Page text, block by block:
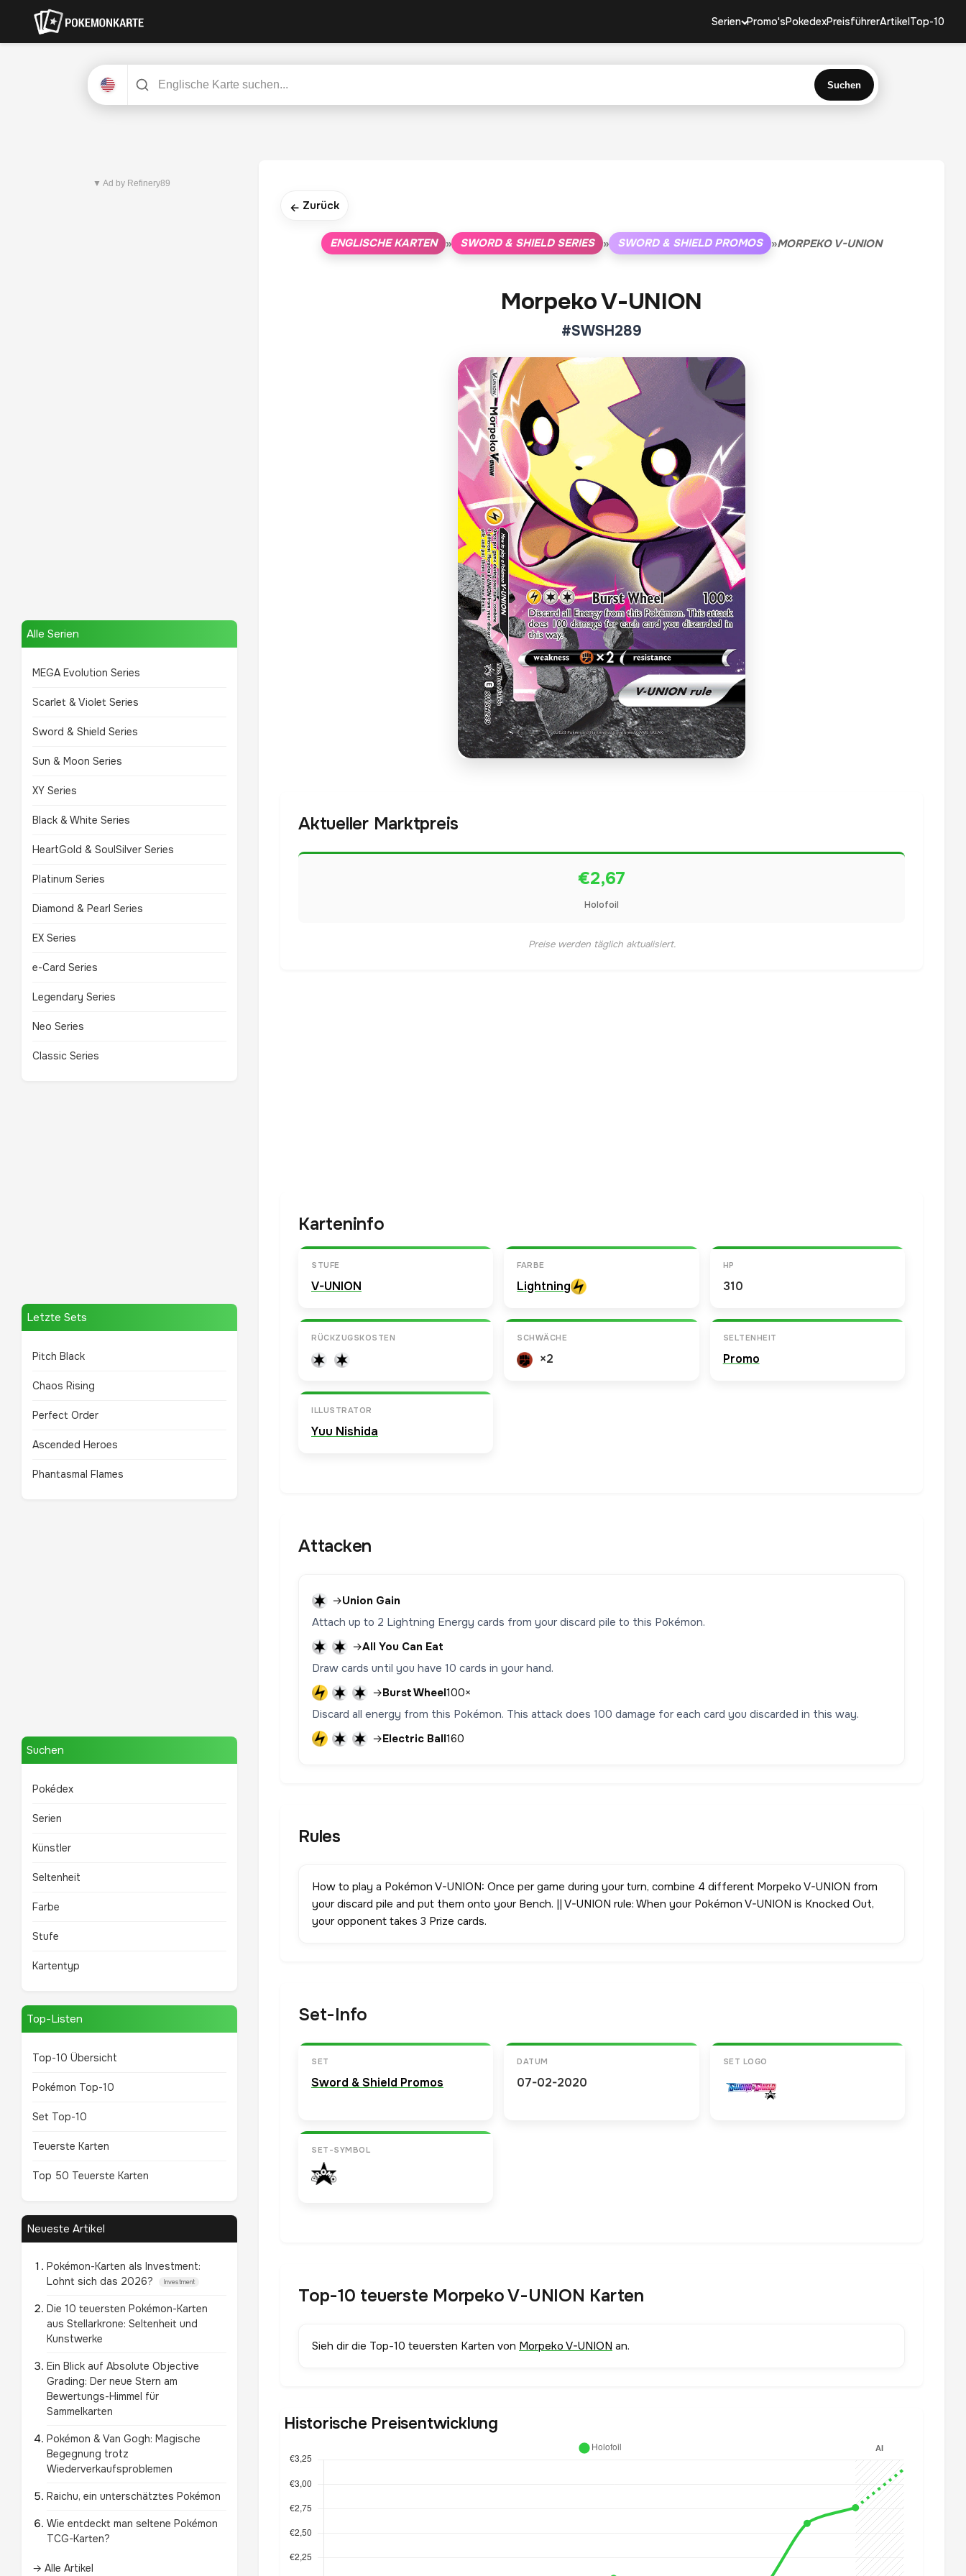
Serien Promo'sPokedexPreisführerArtikelTop-10
Suchen
▼ Ad by Refinery89
Alle Serien
MEGA Evolution Series
Scarlet & Violet Series
Sword & Shield Series
Sun & Moon Series
XY Series
Black & White Series
HeartGold & SoulSilver Series
Platinum Series
Diamond & Pearl Series
EX Series
e-Card Series
Legendary Series
Neo Series
Classic Series
Letzte Sets
Pitch Black
Chaos Rising
Perfect Order
Ascended Heroes
Phantasmal Flames
TOP 10 POKÉMON
Suchen
Pokédex
Serien
Künstler
Seltenheit
Farbe
Stufe
Kartentyp
Top-Listen
Top-10 Übersicht
Pokémon Top-10
Set Top-10
Teuerste Karten
Top 50 Teuerste Karten
Neueste Artikel
Pokémon-Karten als Investment:
Lohnt sich das 2026?
Investment
Die 10 teuersten Pokémon-Karten
aus Stellarkrone: Seltenheit und
Kunstwerke
Ein Blick auf Absolute Objective
Grading: Der neue Stern am
Bewertungs-Himmel für
Sammelkarten
Pokémon & Van Gogh: Magische
Begegnung trotz
Wiederverkaufsproblemen
Raichu, ein unterschätztes Pokémon
Wie entdeckt man seltene Pokémon
TCG-Karten?
→ Alle Artikel
← Zurück
ENGLISCHE KARTEN » SWORD & SHIELD SERIES » SWORD & SHIELD PROMOS »MORPEKO V-UNION
Morpeko V-UNION
#SWSH289
Aktueller Marktpreis
€2,67
Holofoil
Preise werden täglich aktualisiert.
Karteninfo
STUFE
V-UNION
FARBE
Lightning
HP
310
RÜCKZUGSKOSTEN SCHWÄCHE
×2
SELTENHEIT
Promo
ILLUSTRATOR
Yuu Nishida
Attacken
→Union Gain
Attach up to 2 Lightning Energy cards from your discard pile to this Pokémon.
→All You Can Eat
Draw cards until you have 10 cards in your hand.
→Burst Wheel100×
Discard all energy from this Pokémon. This attack does 100 damage for each card you discarded in this way.
→Electric Ball160
Rules
How to play a Pokémon V-UNION: Once per game during your turn, combine 4 different Morpeko V-UNION from
your discard pile and put them onto your Bench. || V-UNION rule: When your Pokémon V-UNION is Knocked Out,
your opponent takes 3 Prize cards.
Set-Info
SET
Sword & Shield Promos
DATUM
07-02-2020
SET LOGO
SET-SYMBOL
Top-10 teuerste Morpeko V-UNION Karten
Sieh dir die Top-10 teuersten Karten von Morpeko V-UNION an.
Historische Preisentwicklung